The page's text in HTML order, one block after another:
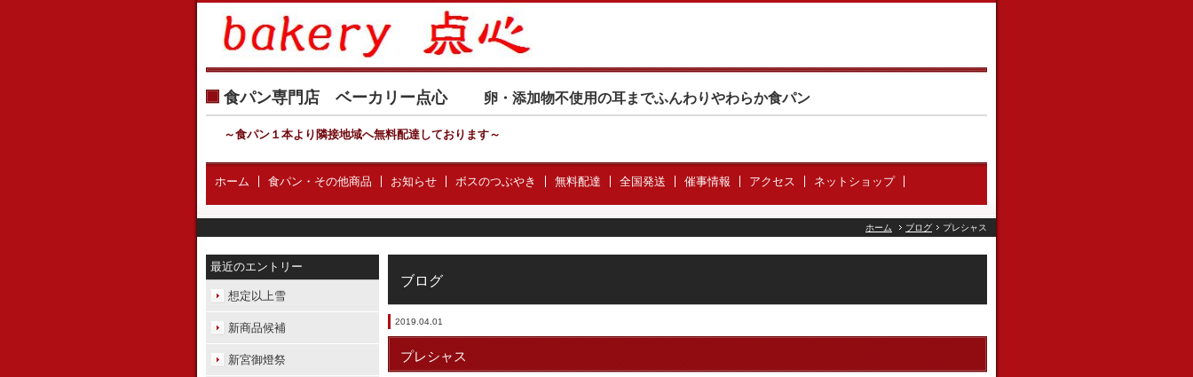
食パン専門店 ベーカリー点心 卵・添加物不使用の耳までふんわりやわらか食パン
～食パン１本より隣接地域へ無料配達しております～
ホーム 食パン・その他商品 お知らせ ボスのつぶやき 無料配達 全国発送 催事情報 アクセス ネットショップ
ホーム ブログ プレシャス
ブログ
2019.04.01
プレシャス
最近のエントリー
想定以上雪
新商品候補
新宮御燈祭